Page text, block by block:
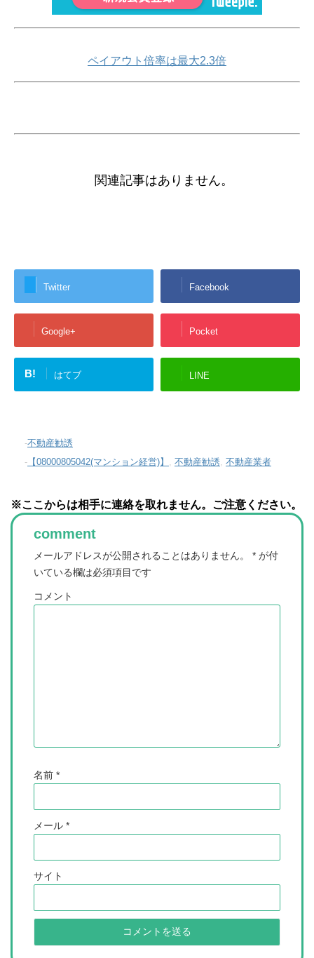
ペイアウト倍率は最大2.3倍
関連記事はありません。
Twitter Facebook
Google+ Pocket
B! はてブ LINE
-不動産勧誘
- 【08000805042(マンション経営)】 , 不動産勧誘, 不動産業者
※ここからは相手に連絡を取れません。ご注意ください。
comment
メールアドレスが公開されることはありません。 * が付
いている欄は必須項目です
コメント
名前 *
メール *
サイト